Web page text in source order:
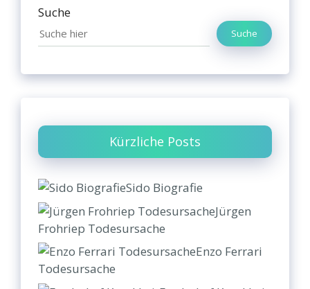
Suche
Suche
Kürzliche Posts
Sido Biografie
Jürgen
Frohriep Todesursache
Enzo Ferrari
Todesursache